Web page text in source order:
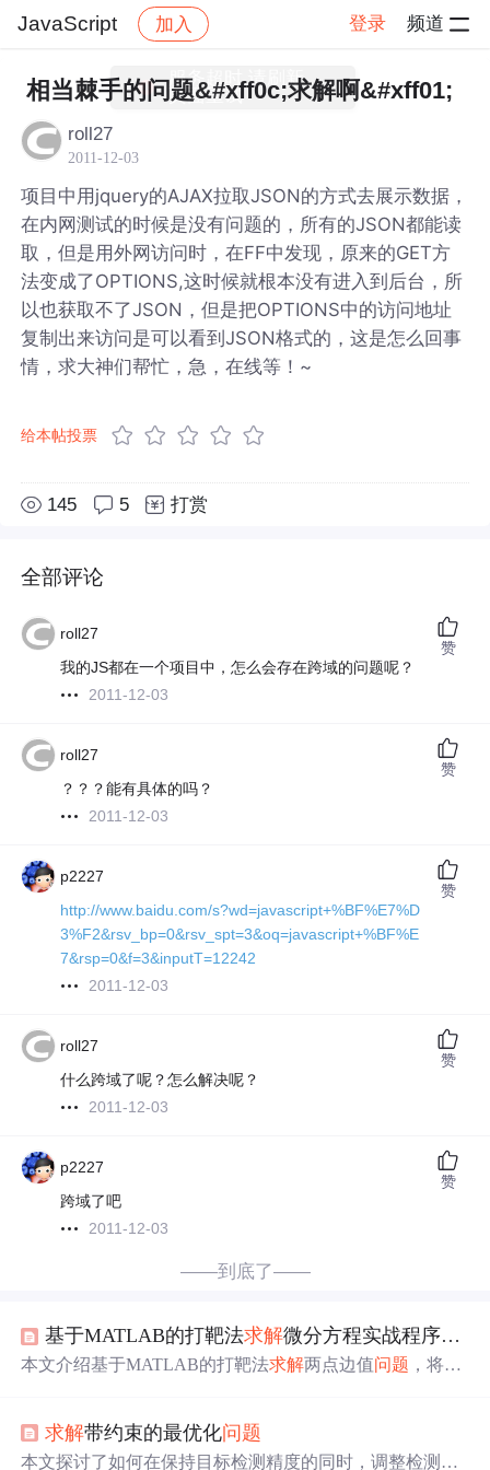
JavaScript 加入 登录 频道
社区 JavaScript 帖子详情
相当棘手的问题&#xff0c;求解啊&#xff01;
roll27
2011-12-03
项目中用jquery的AJAX拉取JSON的方式去展示数据，
在内网测试的时候是没有问题的，所有的JSON都能读
取，但是用外网访问时，在FF中发现，原来的GET方
法变成了OPTIONS,这时候就根本没有进入到后台，所
以也获取不了JSON，但是把OPTIONS中的访问地址
复制出来访问是可以看到JSON格式的，这是怎么回事
情，求大神们帮忙，急，在线等！~
给本帖投票
145 5 打赏
全部评论
roll27
我的JS都在一个项目中，怎么会存在跨域的问题呢？
2011-12-03
赞
roll27
？？？能有具体的吗？
2011-12-03
赞
p2227
http://www.baidu.com/s?wd=javascript+%BF%E7%D
3%F2&rsv_bp=0&rsv_spt=3&oq=javascript+%BF%E
7&rsp=0&f=3&inputT=12242
2011-12-03
赞
roll27
什么跨域了呢？怎么解决呢？
2011-12-03
赞
p2227
跨域了吧
2011-12-03
赞
——到底了——
基于MATLAB的打靶法求解微分方程实战程序实例
本文介绍基于MATLAB的打靶法求解两点边值问题 ，将边
函数构建、边界处理、内部残差控制及权重调节策略，并
提供了完整可运行的程序框架，适用于线性和非线性微分
求解带约束的最优化问题
本文探讨了如何在保持目标检测精度的同时，调整检测框